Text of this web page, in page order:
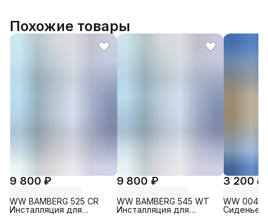
Похожие товары
9 800 ₽
WW BAMBERG 525 CR
Инсталляция для
9 800 ₽
WW BAMBERG 545 WT
Инсталляция для
3 200 ₽
WW 004
Сиденье